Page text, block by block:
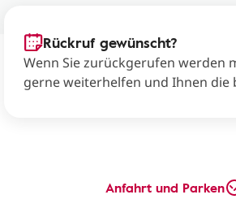
Rückruf gewünscht?
Wenn Sie zurückgerufen werden
gerne weiterhelfen und Ihnen
Anfahrt und Parken